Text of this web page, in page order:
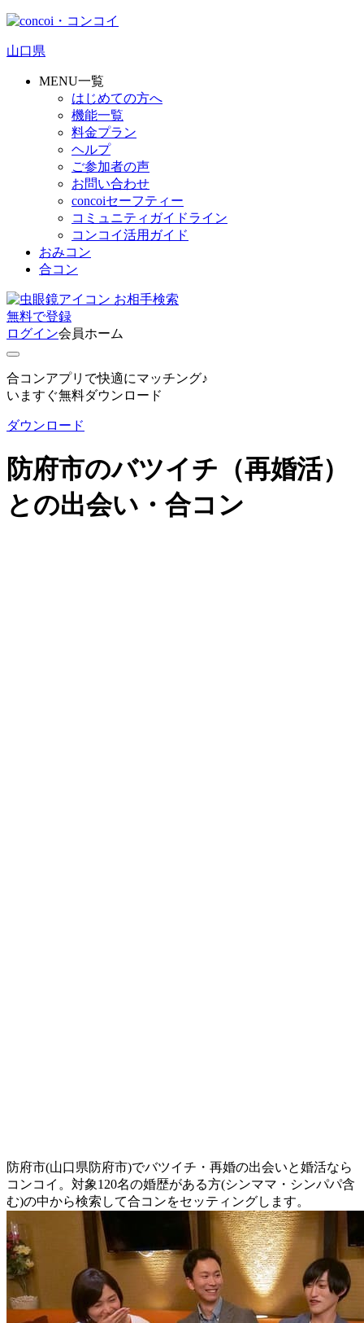
山口県
MENU一覧
はじめての方へ
機能一覧
料金プラン
ヘルプ
ご参加者の声
お問い合わせ
concoiセーフティー
コミュニティガイドライン
コンコイ活用ガイド
おみコン
合コン
お相手検索
無料で登録
ログイン会員ホーム
合コンアプリで快適にマッチング♪
いますぐ無料ダウンロード
ダウンロード
防府市のバツイチ（再婚活）
との出会い・合コン
防府市(山口県防府市)でバツイチ・再婚の出会いと婚活なら
コンコイ。対象120名の婚歴がある方(シンママ・シンパパ含
む)の中から検索して合コンをセッティングします。